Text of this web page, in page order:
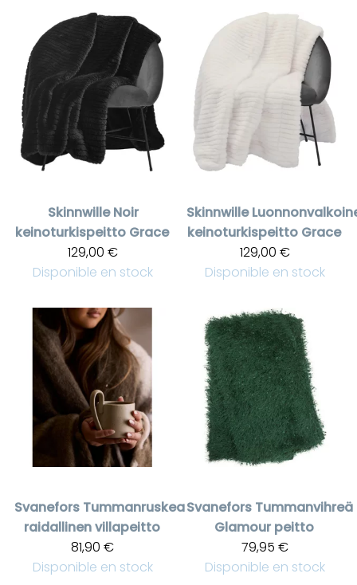
Skinnwille Noir
keinoturkispeitto Grace
129,00 €
Disponible en stock
Skinnwille
keinoturkispeitto Grace
129,00 €
Disponible en stock
Svanefors Tummanruskea
raidallinen villapeitto
81,90 €
Disponible en stock
Svanefors Tummanvihreä
Glamour peitto
79,95 €
Disponible en stock